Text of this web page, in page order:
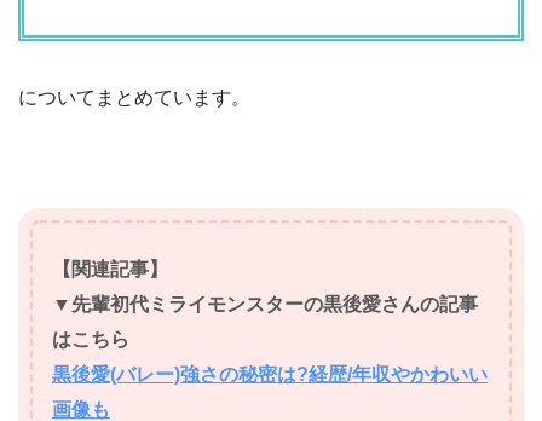
についてまとめています。
【関連記事】
▼先輩初代ミライモンスターの黒後愛さんの記事
はこちら
黒後愛(バレー)強さの秘密は?経歴/年収やかわいい
画像も